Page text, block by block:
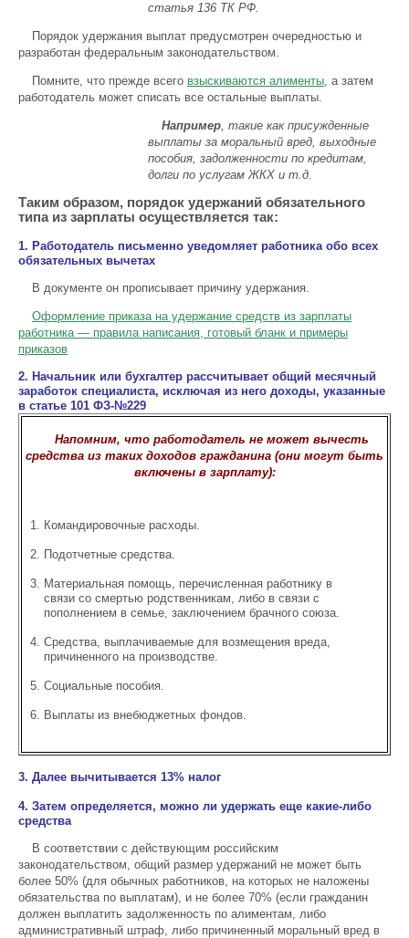
статья 136 ТК РФ.
Порядок удержания выплат предусмотрен очередностью и
разработан федеральным законодательством.
Помните, что прежде всего взыскиваются алименты, а затем
работодатель может списать все остальные выплаты.
Например, такие как присужденные
выплаты за моральный вред, выходные
пособия, задолженности по кредитам,
долги по услугам ЖКХ и т.д.
Таким образом, порядок удержаний обязательного
типа из зарплаты осуществляется так:
1. Работодатель письменно уведомляет работника обо всех
обязательных вычетах
В документе он прописывает причину удержания.
Оформление приказа на удержание средств из зарплаты
работника — правила написания, готовый бланк и примеры
приказов
2. Начальник или бухгалтер рассчитывает общий месячный
заработок специалиста, исключая из него доходы, указанные
в статье 101 ФЗ-№229
Напомним, что работодатель не может вычесть
средства из таких доходов гражданина (они могут быть
включены в зарплату):
Командировочные расходы.
Подотчетные средства.
Материальная помощь, перечисленная работнику в
связи со смертью родственникам, либо в связи с
пополнением в семье, заключением брачного союза.
Средства, выплачиваемые для возмещения вреда,
причиненного на производстве.
Социальные пособия.
Выплаты из внебюджетных фондов.
3. Далее вычитывается 13% налог
4. Затем определяется, можно ли удержать еще какие-либо
средства
В соответствии с действующим российским
законодательством, общий размер удержаний не может быть
более 50% (для обычных работников, на которых не наложены
обязательства по выплатам), и не более 70% (если гражданин
должен выплатить задолженность по алиментам, либо
административный штраф, либо причиненный моральный вред в